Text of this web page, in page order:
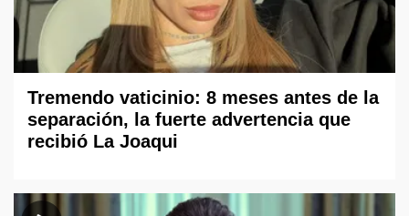
Tremendo vaticinio: 8 meses antes de la
separación, la fuerte advertencia que
recibió La Joaqui